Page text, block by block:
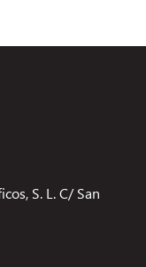
S. L. C/ San